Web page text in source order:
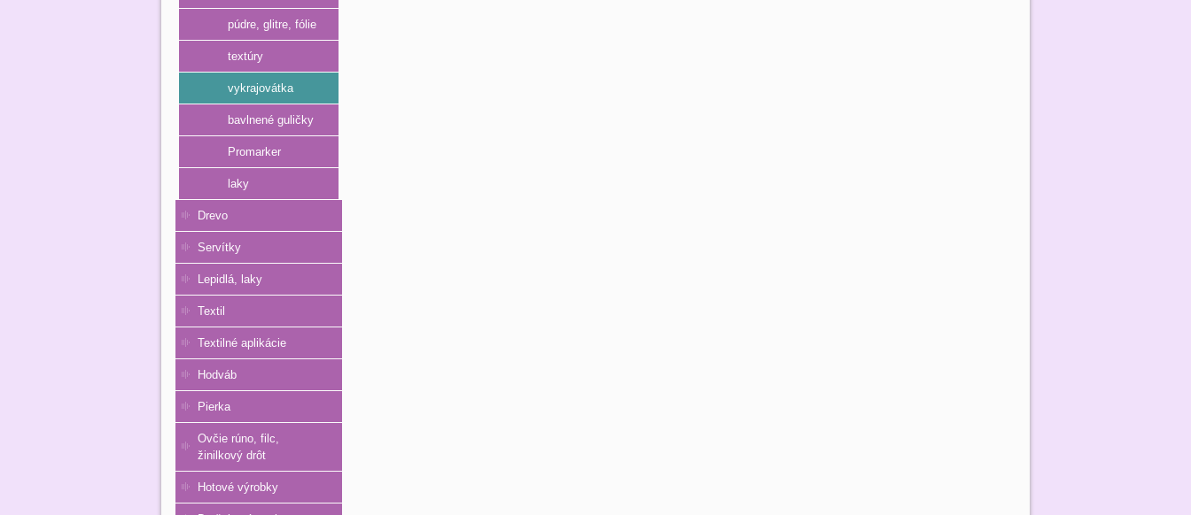
púdre, glitre, fólie
textúry
vykrajovátka
bavlnené guličky
Promarker
laky
Drevo
Servítky
Lepidlá, laky
Textil
Textilné aplikácie
Hodváb
Pierka
Ovčie rúno, filc,
žinilkový drôt
Hotové výrobky